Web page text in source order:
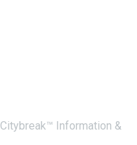
Citybreak™ Information &